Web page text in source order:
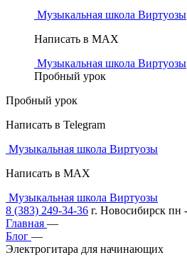
Музыкальная школа Виртуозы
Написать в MAX
Музыкальная школа Виртуозы
Пробный урок
Пробный урок
Написать в Telegram
Музыкальная школа Виртуозы
Написать в MAX
Музыкальная школа Виртуозы
8 (383) 249-34-36 г. Новосибирск пн
Главная —
Блог —
Электрогитара для начинающих